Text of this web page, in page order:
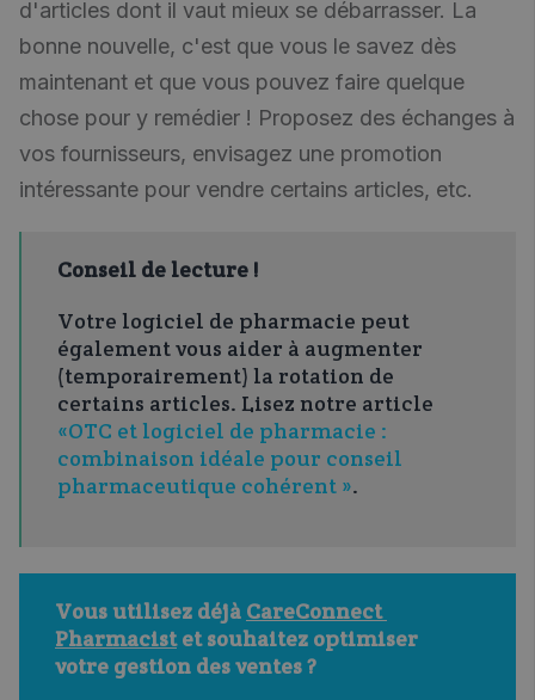
d'articles dont il vaut mieux se débarrasser. La
bonne nouvelle, c'est que vous le savez dès
maintenant et que vous pouvez faire quelque
chose pour y remédier ! Proposez des échanges à
vos fournisseurs, envisagez une promotion
intéressante pour vendre certains articles, etc.
Conseil de lecture !
Votre logiciel de pharmacie peut
également vous aider à augmenter
(temporairement) la rotation de
certains articles. Lisez notre article
«OTC et logiciel de pharmacie :
combinaison idéale pour conseil
pharmaceutique cohérent ».
Vous utilisez déjà CareConnect
Pharmacist et souhaitez optimiser
votre gestion des ventes ?